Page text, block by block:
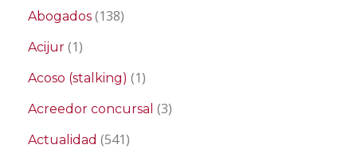
Abogados (138)
Acijur (1)
Acoso (stalking) (1)
Acreedor concursal (3)
Actualidad (541)